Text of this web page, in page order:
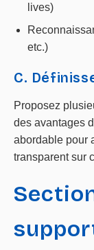
lives)
etc.)
C.
Proposez
des avantages
abordable pour
transparent sur